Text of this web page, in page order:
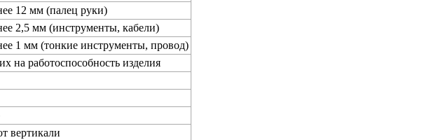
12 мм (палец руки)
2,5 мм (инструменты, кабели)
1 мм (тонкие инструменты, провод)
на работоспособность изделия
вертикали